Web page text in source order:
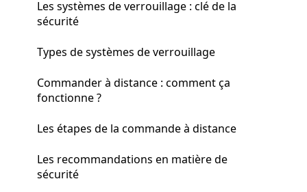
Les systèmes de verrouillage : clé de la
sécurité
Types de systèmes de verrouillage
Commander à distance : comment ça
fonctionne ?
Les étapes de la commande à distance
Les recommandations en matière de
sécurité